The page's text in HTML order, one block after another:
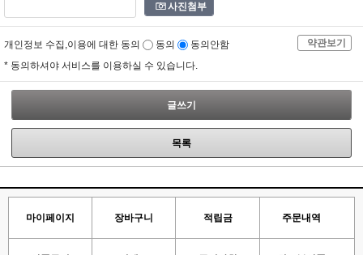
사진첨부
개인정보 수집,이용에 대한 동의 동의 동의안함
약관보기
* 동의하셔야 서비스를 이용하실 수 있습니다.
글쓰기
목록
마이페이지 장바구니 적립금 주문내역